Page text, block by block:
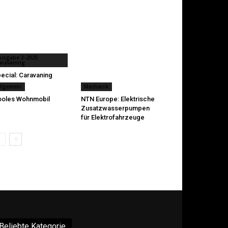
3-2025
Caravaning
Wohnmobil
Mechanik
NTN Europe: Elektrische
Zusatzwasserpumpen
für Elektrofahrzeuge